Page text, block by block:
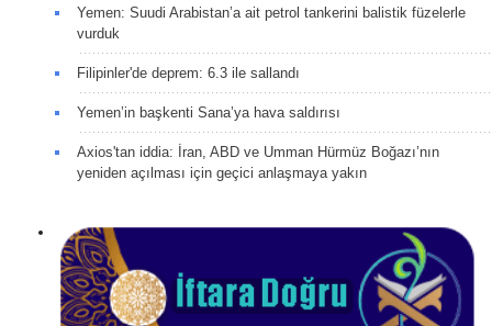
Yemen: Suudi Arabistan’a ait petrol tankerini balistik füzelerle
vurduk
Filipinler'de deprem: 6.3 ile sallandı
Yemen’in başkenti Sana’ya hava saldırısı
Axios'tan iddia: İran, ABD ve Umman Hürmüz Boğazı’nın
yeniden açılması için geçici anlaşmaya yakın